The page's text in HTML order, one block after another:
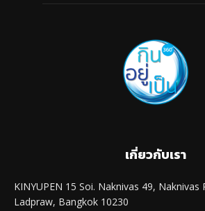
เกี่ยวกับเรา
KINYUPEN 15 Soi. Naknivas 49, Naknivas
Ladpraw, Bangkok 10230